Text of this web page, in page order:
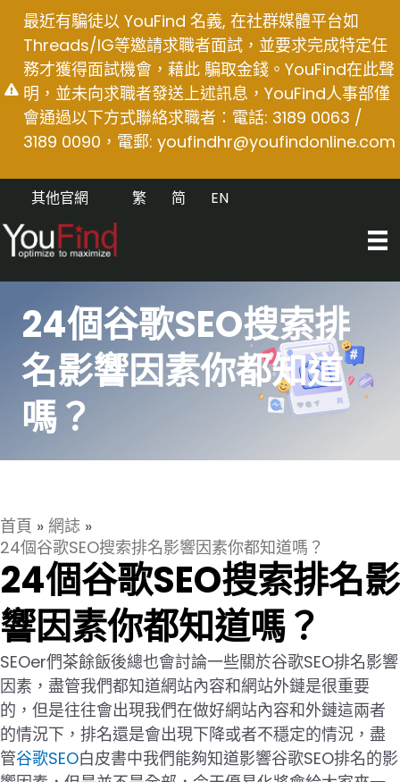
content
最近有騙徒以 YouFind 名義, 在社群媒體平台如
Threads/IG等邀請求職者面試，並要求完成特定任
務才獲得面試機會，藉此 騙取金錢。YouFind在此聲
明，並未向求職者發送上述訊息，YouFind人事部僅
會通過以下方式聯絡求職者：電話: 3189 0063 /
3189 0090，電郵: youfindhr@youfindonline.com
其他官網 EN
简
繁
24個谷歌SEO搜索排
名影響因素你都知道
嗎？
首頁 » 網誌 »
24個谷歌SEO搜索排名影響因素你都知道嗎？
24個谷歌SEO搜索排名影
響因素你都知道嗎？
SEOer們茶餘飯後總也會討論一些關於谷歌SEO排名影響
因素，盡管我們都知道網站內容和網站外鏈是很重要
的，但是往往會出現我們在做好網站內容和外鏈這兩者
的情況下，排名還是會出現下降或者不穩定的情況，盡
管谷歌SEO白皮書中我們能夠知道影響谷歌SEO排名的影